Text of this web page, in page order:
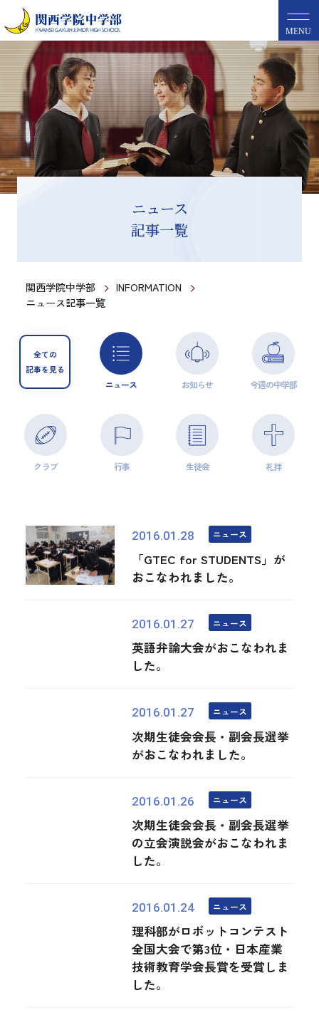
MENU
ニュース
記事一覧
関西学院中学部
INFORMATION
ニュース記事一覧
全ての
記事を見る
ニュース お知らせ 今週の中学部
クラブ 行事 生徒会 礼拝
2016.01.28 ニュース
「GTEC for STUDENTS」が
おこなわれました。
2016.01.27 ニュース
英語弁論大会がおこなわれま
した。
2016.01.27 ニュース
次期生徒会会長・副会長選挙
がおこなわれました。
2016.01.26 ニュース
次期生徒会会長・副会長選挙
の立会演説会がおこなわれま
した。
2016.01.24 ニュース
理科部がロボットコンテスト
全国大会で第3位・日本産業
技術教育学会長賞を受賞しま
した。